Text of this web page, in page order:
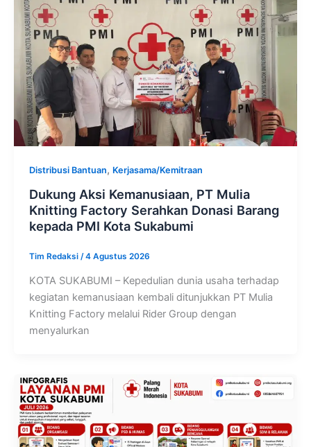
Distribusi Bantuan, Kerjasama/Kemitraan
Dukung Aksi Kemanusiaan, PT Mulia
Knitting Factory Serahkan Donasi Barang
kepada PMI Kota Sukabumi
Tim Redaksi /4 Agustus 2026
KOTA SUKABUMI – Kepedulian dunia usaha terhadap
kegiatan kemanusiaan kembali ditunjukkan PT Mulia
Knitting Factory melalui Rider Group dengan
menyalurkan